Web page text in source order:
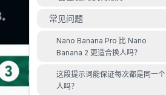
常见问题
Nano Banana Pro 比 Nano
Banana 2 更适合换人吗？
这段提示词能保证每次都是同一个
人吗？